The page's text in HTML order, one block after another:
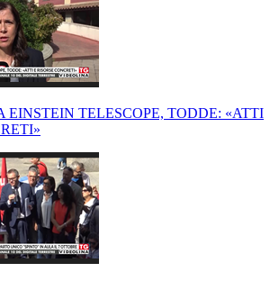
EINSTEIN TELESCOPE, TODDE: «ATTI